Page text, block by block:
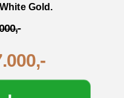
Gold.